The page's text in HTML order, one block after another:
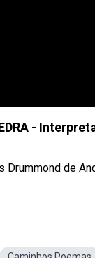
-
de